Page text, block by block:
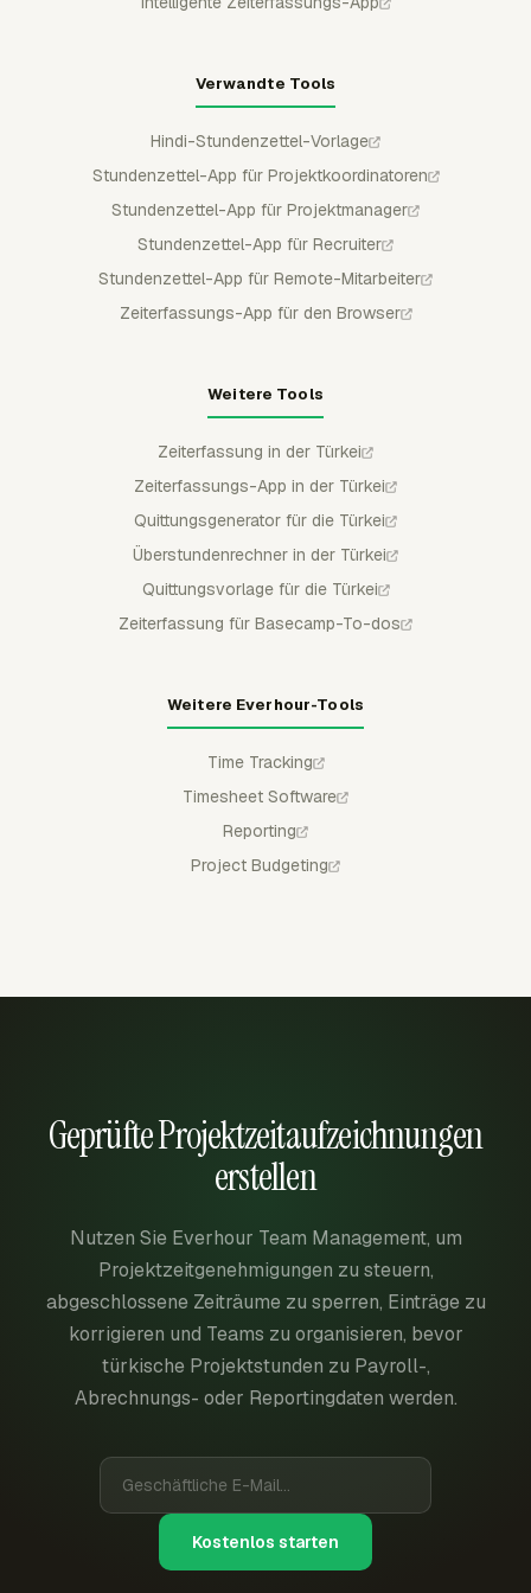
Verwandte Tools
Hindi-Stundenzettel-Vorlage
Stundenzettel-App für Projektkoordinatoren
Stundenzettel-App für Projektmanager
Stundenzettel-App für Recruiter
Stundenzettel-App für Remote-Mitarbeiter
Zeiterfassungs-App für den Browser
Weitere Tools
Zeiterfassung in der Türkei
Zeiterfassungs-App in der Türkei
Quittungsgenerator für die Türkei
Überstundenrechner in der Türkei
Quittungsvorlage für die Türkei
Zeiterfassung für Basecamp-To-dos
Weitere Everhour-Tools
Time Tracking
Timesheet Software
Reporting
Project Budgeting
Geprüfte Projektzeitaufzeichnungen
erstellen
Nutzen Sie Everhour Team Management, um
Projektzeitgenehmigungen zu steuern,
abgeschlossene Zeiträume zu sperren, Einträge zu
korrigieren und Teams zu organisieren, bevor
türkische Projektstunden zu Payroll-,
Abrechnungs- oder Reportingdaten werden.
Kostenlos starten